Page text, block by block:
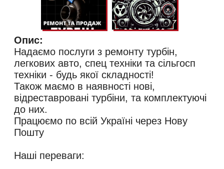
Опис:
Надаємо послуги з ремонту турбін,
легкових авто, спец техніки та сільгосп
техніки - будь якої складності!
Також маємо в наявності нові,
відреставровані турбіни, та комплектуючі
до них.
Працюємо по всій Україні через Нову
Пошту